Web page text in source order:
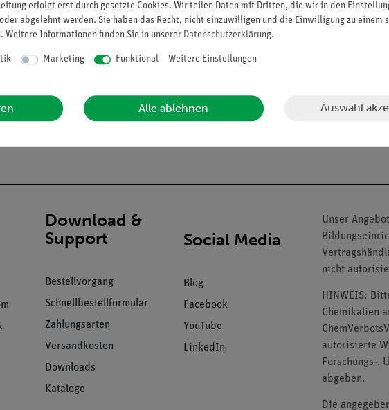
Masse von Mess- und Experimentierwagen (11060-00). Aufsteckbar auf
Download &
Support
Bestellvorgang
Schnellbestellformular
Zahlungsarten
Versandkosten
Downloads
Kataloge
Social Media
Blog
Facebook
YouTube
LinkedIn
Unser
nicht
HINWEIS:
Chemikalien
autorisierte
Forschungs-,
abgeben.
Die
erfolgt erst durch gesetzte Cookies. Wir teilen Daten mit Dritten, die wir in den
abgelehnt werden. Sie haben das Recht, nicht einzuwilligen und die Einwilligung zu einem
Weitere Informationen finden Sie in unserer Daten­schutz­erklärung.
Marketing Funktional Weitere Einstellungen
Alle ablehnen Auswahl